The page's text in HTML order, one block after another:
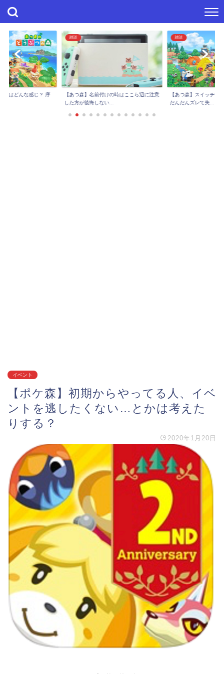
捗はどんな感じ？ 序
雑談
【あつ森】名前付けの時はここら辺に注意
した方が後悔しない...
雑談
【あつ森】スイッチで
だんだんズレて失...
イベント
【ポケ森】初期からやってる人、イベ
ントを逃したくない…とかは考えた
りする？
2020年1月20日